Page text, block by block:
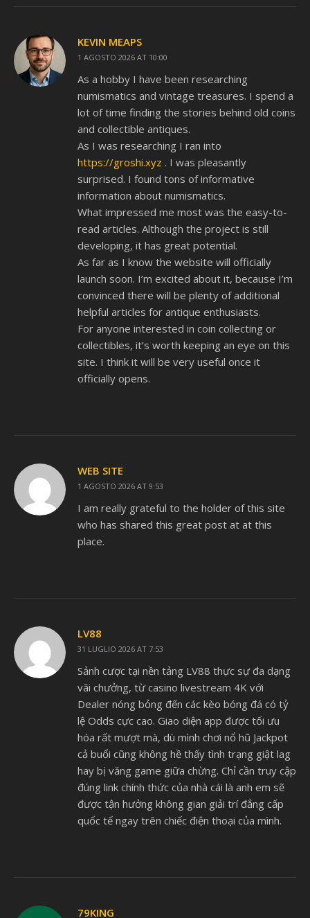
KEVIN MEAPS
1 AGOSTO 2026 AT 10:00
As a hobby I have been researching
numismatics and vintage treasures. I spend a
lot of time finding the stories behind old coins
and collectible antiques.
As I was researching I ran into
https://groshi.xyz . I was pleasantly
surprised. I found tons of informative
information about numismatics.
What impressed me most was the easy-to-
read articles. Although the project is still
developing, it has great potential.
As far as I know the website will officially
launch soon. I’m excited about it, because I’m
convinced there will be plenty of additional
helpful articles for antique enthusiasts.
For anyone interested in coin collecting or
collectibles, it’s worth keeping an eye on this
site. I think it will be very useful once it
officially opens.
WEB SITE
1 AGOSTO 2026 AT 9:53
I am really grateful to the holder of this site
who has shared this great post at at this
place.
LV88
31 LUGLIO 2026 AT 7:53
Sảnh cược tại nền tảng LV88 thực sự đa dạng
vãi chưởng, từ casino livestream 4K với
Dealer nóng bỏng đến các kèo bóng đá có tỷ
lệ Odds cực cao. Giao diện app được tối ưu
hóa rất mượt mà, dù mình chơi nổ hũ Jackpot
cả buổi cũng không hề thấy tình trạng giật lag
hay bị văng game giữa chừng. Chỉ cần truy cập
đúng link chính thức của nhà cái là anh em sẽ
được tận hưởng không gian giải trí đẳng cấp
quốc tế ngay trên chiếc điện thoại của mình.
79KING